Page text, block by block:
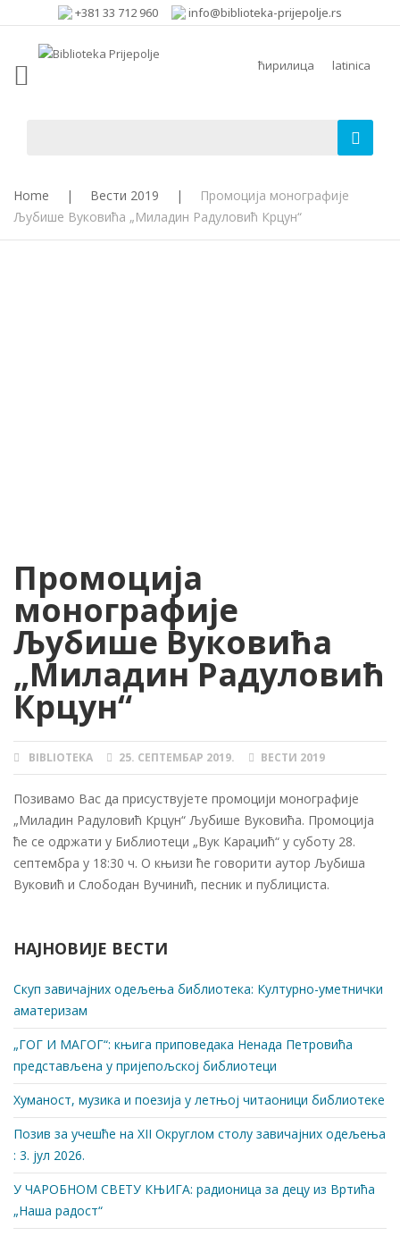
+381 33 712 960 info@biblioteka-prijepolje.rs
ћирилица latinica
Home | Вести 2019 |
Промоција монографије
Љубише Вуковића „Миладин Радуловић Крцун“
Промоција
монографије
Љубише Вуковића
„Миладин Радуловић
Крцун“
AUTHOR
BIBLIOTEKA
POSTED
ON
25. СЕПТЕМБАР 2019. CATEGORIES
ВЕСТИ 2019
Позивамо Вас да присуствујете промоцији монографије
„Миладин Радуловић Крцун“ Љубише Вуковића. Промоција
ће се одржати у Библиотеци „Вук Караџић“ у суботу 28.
септембра у 18:30 ч. О књизи ће говорити аутор Љубиша
Вуковић и Слободан Вучинић, песник и публициста.
НАЈНОВИЈЕ ВЕСТИ
Скуп завичајних одељења библиотека: Културно-уметнички
аматеризам
„ГОГ И МАГОГ“: књига приповедака Ненада Петровића
представљена у пријепољској библиотеци
Хуманост, музика и поезија у летњој читаоници библиотеке
Позив за учешће на XII Округлом столу завичајних одељења
: 3. јул 2026.
У ЧАРОБНОМ СВЕТУ КЊИГА: радионица за децу из Вртића
„Наша радост“